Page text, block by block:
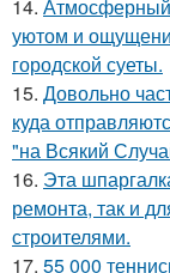
14.
уютом и
городской суеты.
15. Довольно
куда
"на Всякий
16. Эта
ремонта, так и
строителями.
17. 55 000